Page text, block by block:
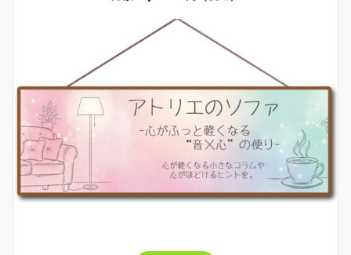
・日記・活動の裏話・制作の小話
・支援者限定ポストの閲覧（週1〜2回）
ほんの少しの応援が、私にとっては大きな力になります
ありがとうございます